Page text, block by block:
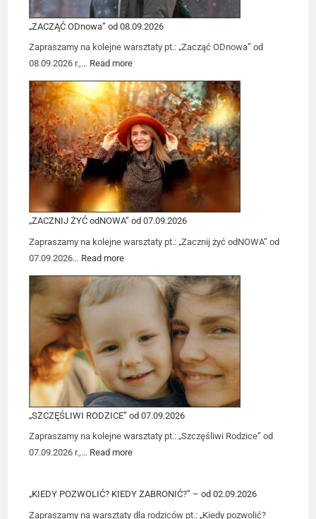
„ZACZĄĆ ODnowa” od 08.09.2026
Zapraszamy na kolejne warsztaty pt.: „Zacząć ODnowa” od
08.09.2026 r.,… Read more
„ZACZNIJ ŻYĆ odNOWA” od 07.09.2026
Zapraszamy na kolejne warsztaty pt.: „Zacznij żyć odNOWA” od
07.09.2026… Read more
„SZCZĘŚLIWI RODZICE” od 07.09.2026
Zapraszamy na kolejne warsztaty pt.: „Szczęśliwi Rodzice” od
07.09.2026 r.,… Read more
„KIEDY POZWOLIĆ? KIEDY ZABRONIĆ?” – od 02.09.2026
Zapraszamy na warsztaty dla rodziców pt.: „Kiedy pozwolić?